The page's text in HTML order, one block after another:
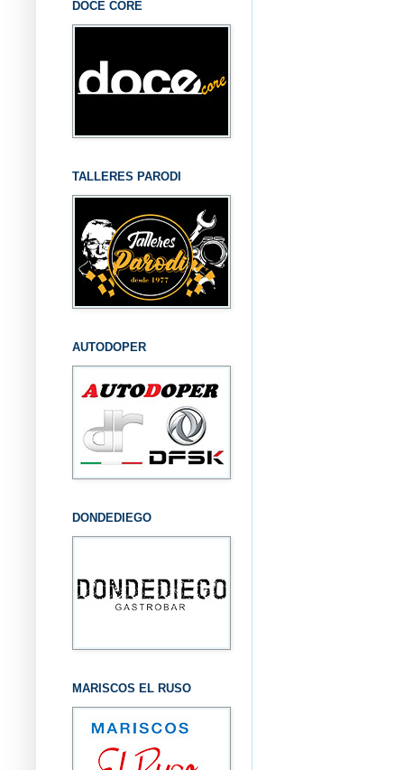
DOCE CORE
TALLERES PARODI
AUTODOPER
DONDEDIEGO
MARISCOS EL RUSO